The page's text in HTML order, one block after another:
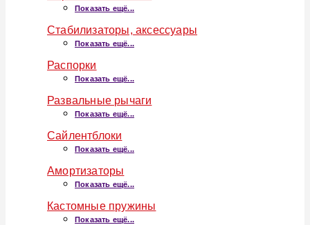
Показать ещё...
Стабилизаторы, аксессуары
Показать ещё...
Распорки
Показать ещё...
Развальные рычаги
Показать ещё...
Сайлентблоки
Показать ещё...
Амортизаторы
Показать ещё...
Кастомные пружины
Показать ещё...